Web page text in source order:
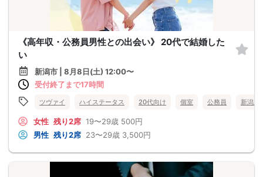
《高年収・公務員男性との出会い》 20代で結婚した
い
新潟市 | 8月8日(土) 12:00〜
受付終了まで17時間
ツヴァイ ハイステータス 20代向け 個室 公務員 新潟県
女性 残り2席 19〜29歳 500円
男性 残り2席 23〜29歳 3,500円